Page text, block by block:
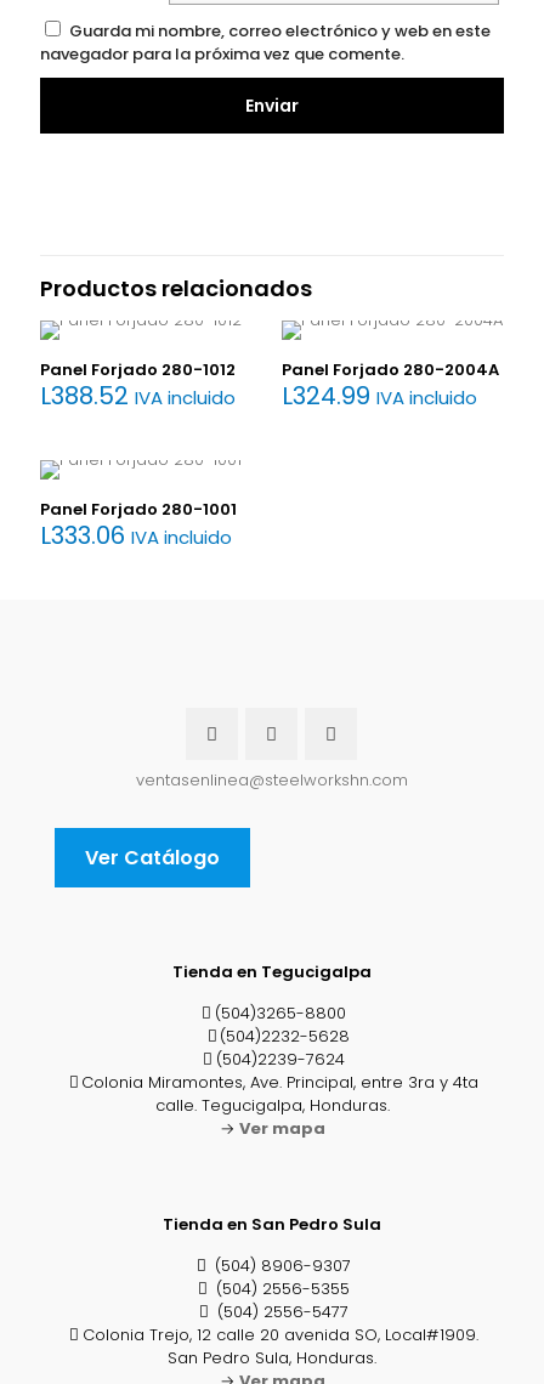
Guarda mi nombre, correo electrónico y web en este
navegador para la próxima vez que comente.
Productos relacionados
Panel Forjado 280-1012
L388.52 IVA incluido
Panel Forjado 280-2004A
L324.99 IVA incluido
Panel Forjado 280-1001
L333.06 IVA incluido
ventasenlinea@steelworkshn.com
Ver Catálogo
Tienda en Tegucigalpa
(504)3265-8800
(504)2232-5628
(504)2239-7624
Colonia Miramontes, Ave. Principal, entre 3ra y 4ta
calle. Tegucigalpa, Honduras.
→ Ver mapa
Tienda en San Pedro Sula
(504) 8906-9307
(504) 2556-5355
(504) 2556-5477
Colonia Trejo, 12 calle 20 avenida SO, Local#1909.
San Pedro Sula, Honduras.